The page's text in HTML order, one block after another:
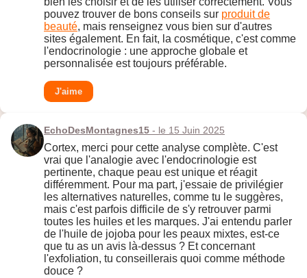
pouvez trouver de bons conseils sur produit de
beauté, mais renseignez vous bien sur d'autres
sites également. En fait, la cosmétique, c'est comme
l'endocrinologie : une approche globale et
personnalisée est toujours préférable.
J'aime
EchoDesMontagnes15 - le 15 Juin 2025
Cortex, merci pour cette analyse complète. C'est
vrai que l'analogie avec l'endocrinologie est
pertinente, chaque peau est unique et réagit
différemment. Pour ma part, j'essaie de privilégier
les alternatives naturelles, comme tu le suggères,
mais c'est parfois difficile de s'y retrouver parmi
toutes les huiles et les marques. J'ai entendu parler
de l'huile de jojoba pour les peaux mixtes, est-ce
que tu as un avis là-dessus ? Et concernant
l'exfoliation, tu conseillerais quoi comme méthode
douce ?